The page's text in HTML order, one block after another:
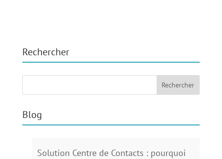
Rechercher
Blog
Solution Centre de Contacts : pourquoi